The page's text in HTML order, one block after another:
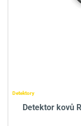
Detektory
Detektor kovů